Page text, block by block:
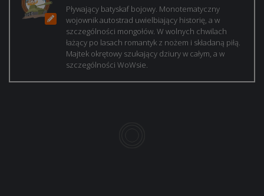
Pływający batyskaf bojowy. Monotematyczny
wojownik autostrad uwielbiający historię, a w
szczególności mongołów. W wolnych chwilach
łażący po lasach romantyk z nożem i składaną piłą.
Majtek okrętowy szukający dziury w całym, a w
szczególności WoWsie.